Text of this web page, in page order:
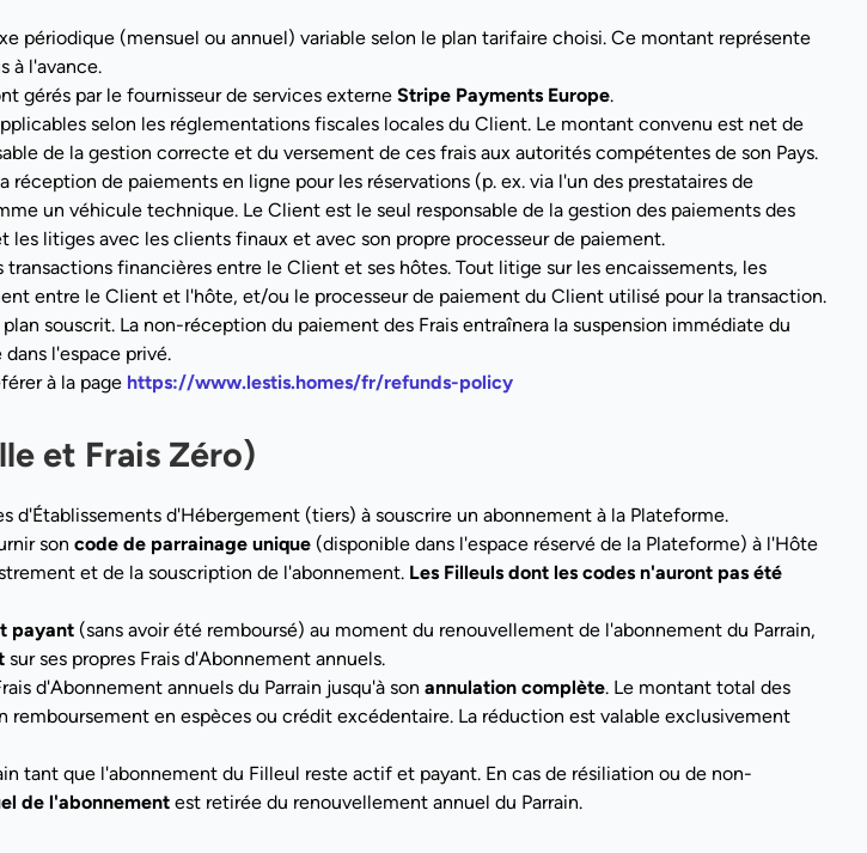
périodique (mensuel ou annuel) variable selon le plan tarifaire choisi. Ce montant représente
à l'avance.
gérés par le fournisseur de services externe Stripe Payments Europe.
selon les réglementations fiscales locales du Client. Le montant convenu est net de
de la gestion correcte et du versement de ces frais aux autorités compétentes de son Pays.
réception de paiements en ligne pour les réservations (p. ex. via l'un des prestataires de
un véhicule technique. Le Client est le seul responsable de la gestion des paiements des
litiges avec les clients finaux et avec son propre processeur de paiement.
transactions financières entre le Client et ses hôtes. Tout litige sur les encaissements, les
entre le Client et l'hôte, et/ou le processeur de paiement du Client utilisé pour la transaction.
souscrit. La non-réception du paiement des Frais entraînera la suspension immédiate du
l'espace privé.
à la page https://www.lestis.homes/fr/refunds-policy
et Frais Zéro)
d'Établissements d'Hébergement (tiers) à souscrire un abonnement à la Plateforme.
son code de parrainage unique (disponible dans l'espace réservé de la Plateforme) à l'Hôte
et de la souscription de l'abonnement. Les Filleuls dont les codes n'auront pas été
payant (sans avoir été remboursé) au moment du renouvellement de l'abonnement du Parrain,
sur ses propres Frais d'Abonnement annuels.
d'Abonnement annuels du Parrain jusqu'à son annulation complète. Le montant total des
en espèces ou crédit excédentaire. La réduction est valable exclusivement
tant que l'abonnement du Filleul reste actif et payant. En cas de résiliation ou de non-
de l'abonnement est retirée du renouvellement annuel du Parrain.